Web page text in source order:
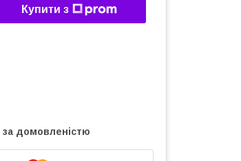
Купити з
за домовленістю